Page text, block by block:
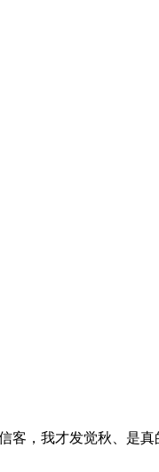
，我才发觉秋、是